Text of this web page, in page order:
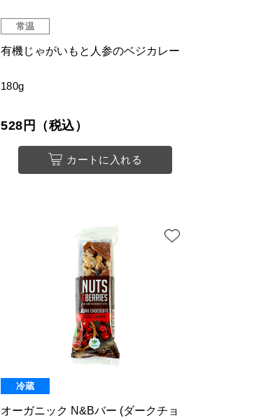
常温
有機じゃがいもと人参のベジカレー
180g
528円（税込）
カートに入れる
冷蔵
オーガニック N&Bバー (ダークチョ